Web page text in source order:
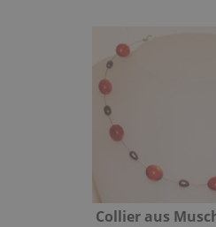
Collier aus